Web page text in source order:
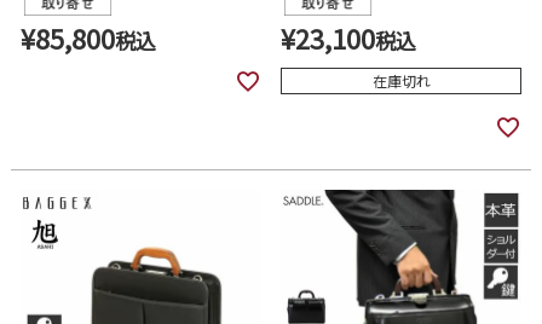
¥85,800税込 ¥23,100税込
在庫切れ